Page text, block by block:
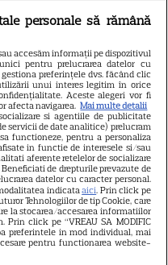
cafeaua la presa
– cum funcționează
avantajele
personale să rămână
accesăm informații pe dispozitivul
pentru prelucrarea datelor cu
preferințele dvs. făcând clic
unui interes legitim în orice
Aceste alegeri vor fi
afecta navigarea. Mai multe detalii
si agentiile de publicitate
servicii de date analitice) prelucram
functioneze, pentru a personaliza
in functie de interesele si/sau
aferente retelelor de socializare
de drepturile prevazute de
datelor cu caracter personal.
indicataaici. Prin click pe
Tehnologiilor de tip Cookie, care
la stocarea/accesarea informatiilor
Prin click pe “VREAU SA MODIFIC
preferintele in mod individual, mai
pentru functionarea website-